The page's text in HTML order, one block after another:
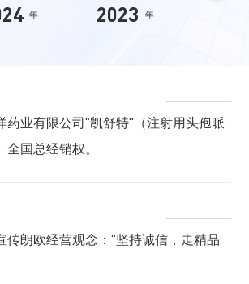
年 2023 年
药业有限公司"凯舒特"（注射用头孢哌
国总经销权。
传朗欧经营观念："坚持诚信，走精品